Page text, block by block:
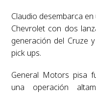
Claudio desembarca
Chevrolet con dos
generación del Cruze
pick ups.
General Motors pisa
una operación